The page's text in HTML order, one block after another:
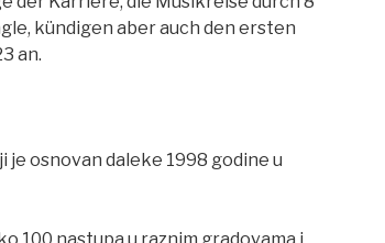
kündigen aber auch den ersten
an.
osnovan daleke 1998 godine u
100 nastupa u raznim gradovama i